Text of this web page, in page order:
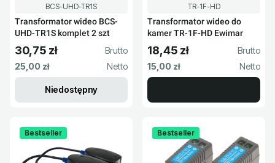
Kod produktu
BCS-UHD-TR1S
Transformator wideo BCS-
UHD-TR1S komplet 2 szt
Cena brutto
30,75 zł
Cena netto
25,00 zł
Niedostępny
Kod produktu
TR-1F-HD
Transformator wideo do
kamer TR-1F-HD Ewimar
Cena brutto
18,45 zł
Cena netto
15,00 zł
Bestseller Bestseller